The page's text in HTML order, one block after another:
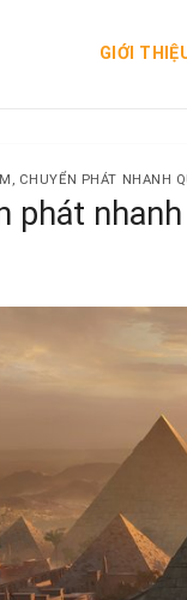
GIỚI
, CHUYỂN PHÁT NHANH
phát